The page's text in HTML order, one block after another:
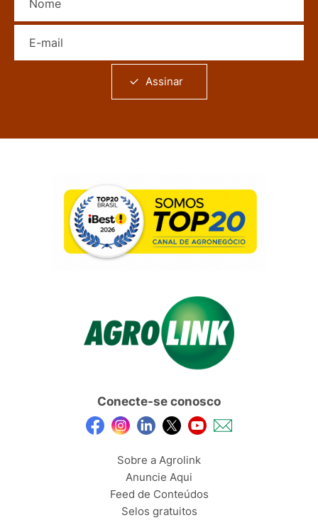
Assinar
Conecte-se conosco
Sobre a Agrolink
Anuncie Aqui
Feed de Conteúdos
Selos gratuitos